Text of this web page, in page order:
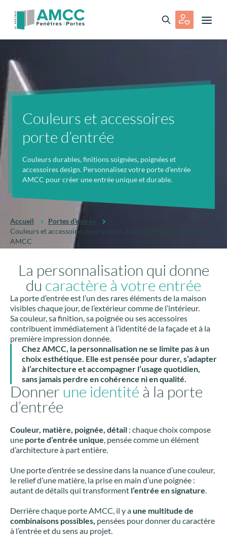
Couleurs et accessoires
porte d’entrée
Couleurs durables, finitions soignées, poignées et
accessoires design. Personnalisez votre porte d’entrée
AMCC pour créer une entrée unique et durable.
Accueil
Portes d’entrée
Couleurs et accessoires pour portes d’entrée | Personnalisation
AMCC
La personnalisation qui donne
du caractère à votre entrée
La porte d’entrée est l’un des rares éléments de la maison
visibles chaque jour, de l’extérieur comme de l’intérieur.
Sa couleur, sa finition, sa poignée ou ses accessoires
contribuent immédiatement à l’identité de la façade et à la
première impression donnée.
Chez AMCC, la personnalisation ne se limite pas à un
choix esthétique. Elle est pensée pour durer, s’adapter
à l’architecture et accompagner l’usage quotidien,
sans jamais perdre en cohérence ni en qualité.
Donner une identité à la porte
d’entrée
Couleur, matière, poignée, détail : chaque choix compose
une porte d’entrée unique, pensée comme un élément
d’architecture à part entière.
Une porte d’entrée se dessine dans la nuance d’une couleur,
le relief d’une matière, la prise en main d’une poignée :
autant de détails qui transforment l’entrée en signature.
Derrière chaque porte AMCC, il y aune multitude de
combinaisons possibles, pensées pour donner du caractère
à l’entrée et du sens au projet.